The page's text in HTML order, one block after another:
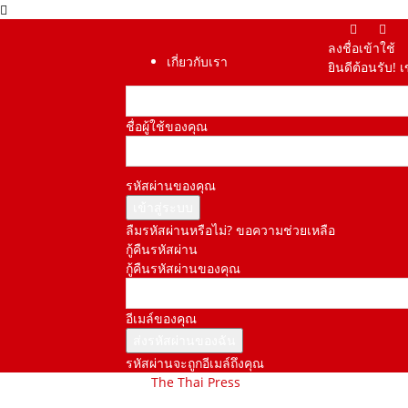
เกี่ยวกับเรา
ลงชื่อเข้าใช้
ยินดีต้อนรับ!
ชื่อผู้ใช้ของคุณ
รหัสผ่านของคุณ
ลืมรหัสผ่านหรือไม่? ขอความช่วยเหลือ
กู้คืนรหัสผ่าน
กู้คืนรหัสผ่านของคุณ
อีเมล์ของคุณ
รหัสผ่านจะถูกอีเมล์ถึงคุณ
The Thai Press